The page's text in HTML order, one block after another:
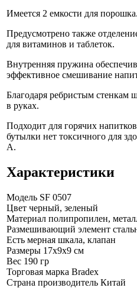
Имеется 2 емкости для порошка.
Предусмотрено также
для витаминов и таблеток.
Внутренняя пружина
эффективное смешивание
Благодаря ребристым стенкам
в руках.
Подходит для горячих
бутылки нет токсичного для
А.
Характеристики
Модель SF 0507
Цвет черный, зеленый
Материал полипропилен,
Размешивающий элемент
Есть мерная шкала, клапан
Размеры 17х9х9 см
Вес 190 гр
Торговая марка Bradex
Страна производитель Китай